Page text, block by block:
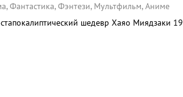
Фантастика, Фэнтези, Мультфильм, Аниме
шедевр Хаяо Миядзаки